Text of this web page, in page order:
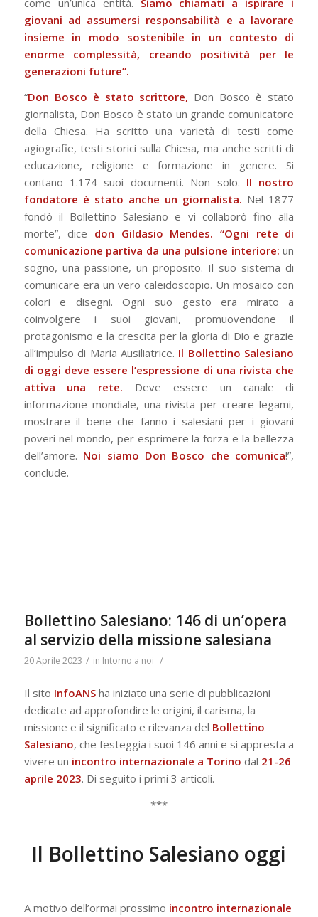
giovani ad assumersi responsabilità e a lavorare
insieme in modo sostenibile in un contesto di
enorme complessità, creando positività per le
generazioni future”.
“Don Bosco è stato scrittore, Don Bosco è stato
giornalista, Don Bosco è stato un grande comunicatore
della Chiesa. Ha scritto una varietà di testi come
agiografie, testi storici sulla Chiesa, ma anche scritti di
educazione, religione e formazione in genere. Si
contano 1.174 suoi documenti. Non solo. Il nostro
fondatore è stato anche un giornalista. Nel 1877
fondò il Bollettino Salesiano e vi collaborò fino alla
morte”, dice don Gildasio Mendes. “Ogni rete di
comunicazione partiva da una pulsione interiore: un
sogno, una passione, un proposito. Il suo sistema di
comunicare era un vero caleidoscopio. Un mosaico con
colori e disegni. Ogni suo gesto era mirato a
coinvolgere i suoi giovani, promuovendone il
protagonismo e la crescita per la gloria di Dio e grazie
all’impulso di Maria Ausiliatrice. Il Bollettino Salesiano
di oggi deve essere l’espressione di una rivista che
attiva una rete. Deve essere un canale di
informazione mondiale, una rivista per creare legami,
mostrare il bene che fanno i salesiani per i giovani
poveri nel mondo, per esprimere la forza e la bellezza
dell’amore. Noi siamo Don Bosco che comunica!”,
conclude.
Bollettino Salesiano: 146 di un’opera
al servizio della missione salesiana
20 Aprile 2023 / in Intorno a noi /
Il sito InfoANSha iniziato una serie di pubblicazioni
dedicate ad approfondire le origini, il carisma, la
missione e il significato e rilevanza del Bollettino
Salesiano, che festeggia i suoi 146 anni e si appresta a
vivere un incontro internazionale a Torino dal 21-26
aprile 2023. Di seguito i primi 3 articoli.
***
Il Bollettino Salesiano oggi
A motivo dell’ormai prossimo incontro internazionale